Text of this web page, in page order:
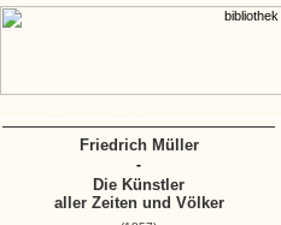
Friedrich Müller
-
Die Künstler
aller Zeiten und Völker